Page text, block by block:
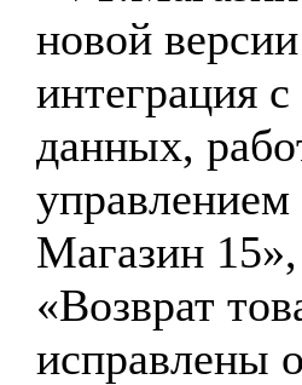
новой
интеграция
данных,
Магазин
«Возврат
исправлены